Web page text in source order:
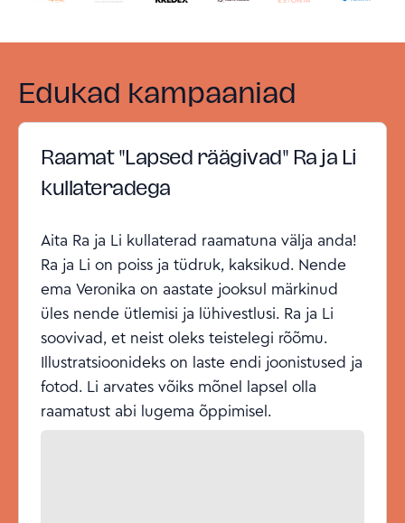
Edukad kampaaniad
Raamat "Lapsed räägivad" Ra ja Li
kullateradega
Aita Ra ja Li kullaterad raamatuna välja anda!
Ra ja Li on poiss ja tüdruk, kaksikud. Nende
ema Veronika on aastate jooksul märkinud
üles nende ütlemisi ja lühivestlusi. Ra ja Li
soovivad, et neist oleks teistelegi rõõmu.
Illustratsioonideks on laste endi joonistused ja
fotod. Li arvates võiks mõnel lapsel olla
raamatust abi lugema õppimisel.